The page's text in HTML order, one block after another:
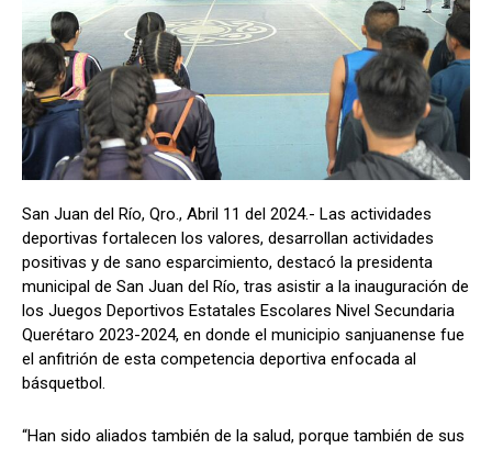
San Juan del Río, Qro., Abril 11 del 2024.- Las actividades
deportivas fortalecen los valores, desarrollan actividades
positivas y de sano esparcimiento, destacó la presidenta
municipal de San Juan del Río, tras asistir a la inauguración de
los Juegos Deportivos Estatales Escolares Nivel Secundaria
Querétaro 2023-2024, en donde el municipio sanjuanense fue
el anfitrión de esta competencia deportiva enfocada al
básquetbol.
“Han sido aliados también de la salud, porque también de sus